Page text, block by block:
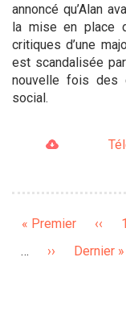
annoncé qu’Alan
la mise en place
critiques d’une
est scandalisée
nouvelle fois des
social.
Première
« Premier
Page
‹‹ 1
…
Page
››
Dernière
Dernier »